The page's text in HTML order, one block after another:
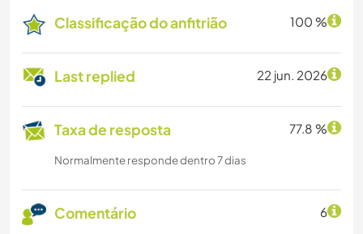
Classificação do anfitrião 100 %
Last replied 22 jun. 2026
Taxa de resposta 77.8 %
Normalmente responde dentro 7 dias
Comentário 6